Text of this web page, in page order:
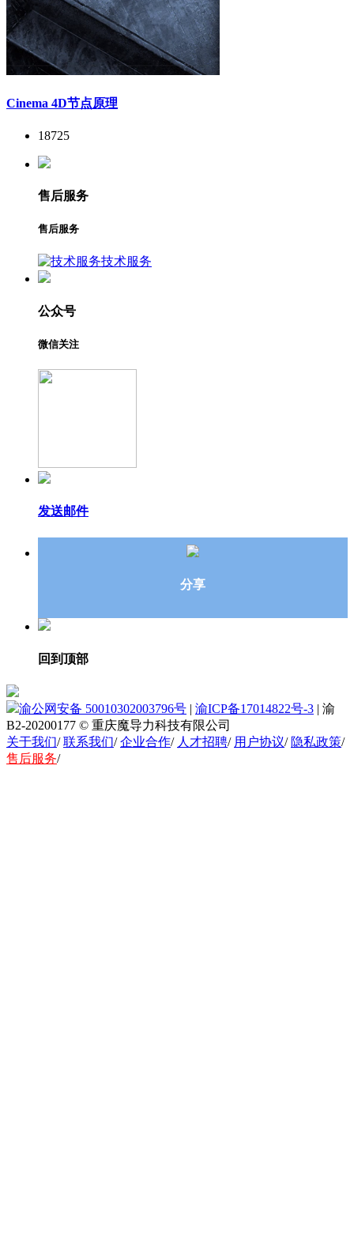
Cinema 4D节点原理
18725
售后服务
售后服务
技术服务
公众号
微信关注
发送邮件
分享
回到顶部
渝公网安备 50010302003796号 | 渝ICP备17014822号-3 | 渝
B2-20200177 © 重庆魔导力科技有限公司
关于我们/联系我们/企业合作/ 人才招聘/ 用户协议/ 隐私政策/
售后服务/